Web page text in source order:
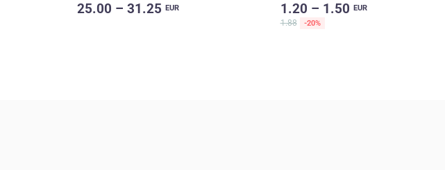
25.00 – 31.25EUR 1.20 – 1.50 EUR
1.88
-20%